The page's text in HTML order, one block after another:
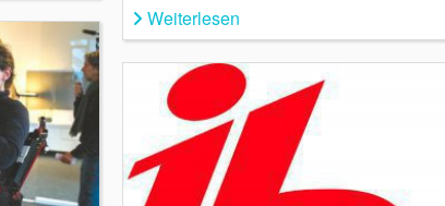
Weiterlesen